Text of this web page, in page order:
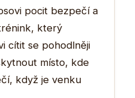
pocit bezpečí a
který
cítit se pohodlněji
místo, kde
když je venku